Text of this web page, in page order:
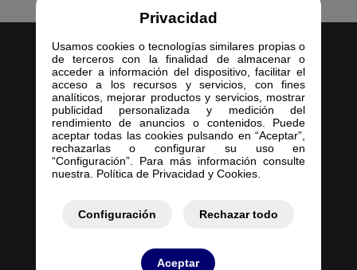
Privacidad
Usamos cookies o tecnologías similares propias o
de terceros con la finalidad de almacenar o
acceder a información del dispositivo, facilitar el
acceso a los recursos y servicios, con fines
analíticos, mejorar productos y servicios, mostrar
publicidad personalizada y medición del
rendimiento de anuncios o contenidos. Puede
aceptar todas las cookies pulsando en “Aceptar”,
rechazarlas o configurar su uso en
“Configuración”. Para más información consulte
nuestra. Política de Privacidad y Cookies.
Configuración Rechazar todo
Aceptar
Inicio
Empresa
Servicios
Contacto
Mis Presupuestos